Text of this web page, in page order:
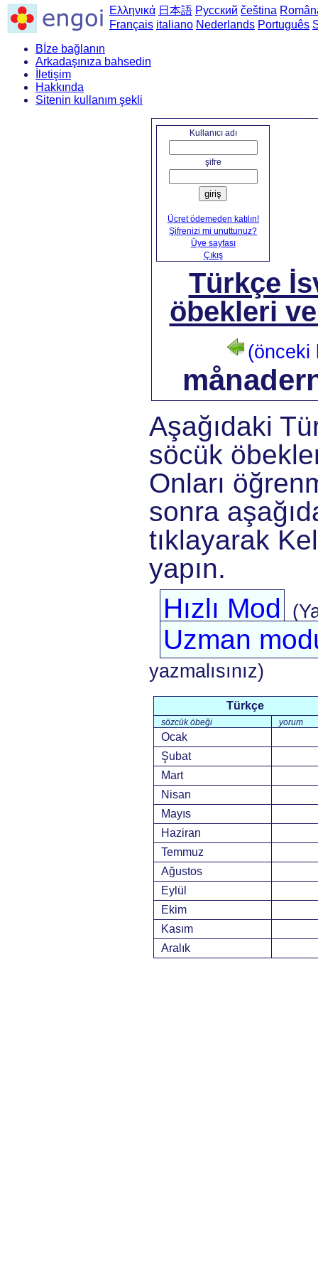
Ελληνικά 日本語 Русский čeština
Français italiano Nederlands Português
Bİze bağlanın
Arkadaşınıza bahsedin
İletişim
Hakkında
Sitenin kullanım şekli
Kullanıcı adı
şifre
giriş
Ücret ödemeden katılın!
Şifrenizi mi unuttunuz?
Üye sayfası
Çıkış
Türkçe
öbekleri
(önceki
Aşağıdaki
söcük
Onları
sonra
tıklayarak
yapın.
Hızlı Mod
Uzman
yazmalısınız)
Türkçe
sözcük öbeği yorum
Ocak
Şubat
Mart
Nisan
Mayıs
Haziran
Temmuz
Ağustos
Eylül
Ekim
Kasım
Aralık